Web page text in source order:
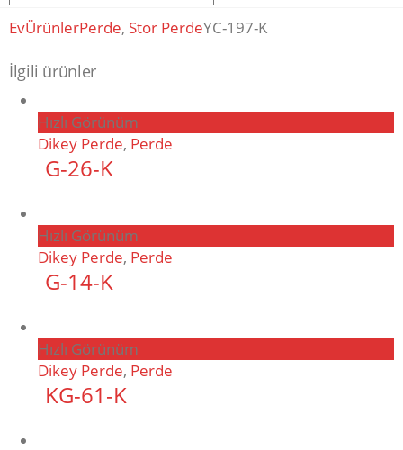
EvÜrünlerPerde, Stor PerdeYC-197-K
İlgili ürünler
Hızlı Görünüm
Dikey Perde, Perde
G-26-K
Hızlı Görünüm
Dikey Perde, Perde
G-14-K
Hızlı Görünüm
Dikey Perde, Perde
KG-61-K